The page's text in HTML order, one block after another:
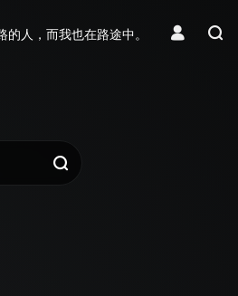
人，而我也在路途中。